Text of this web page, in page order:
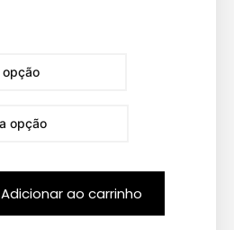
Adicionar ao carrinho